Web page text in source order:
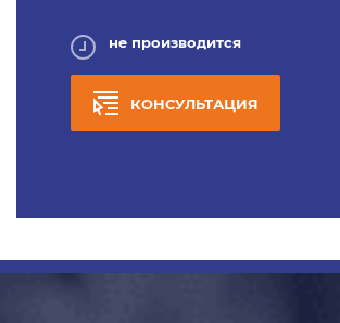
не производится
КОНСУЛЬТАЦИЯ